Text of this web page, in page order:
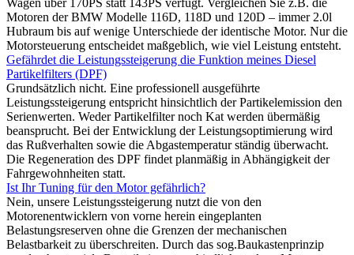
Motoren der BMW Modelle 116D, 118D und 120D – immer 2.0l
Hubraum bis auf wenige Unterschiede der identische Motor. Nur die
Motorsteuerung entscheidet maßgeblich, wie viel Leistung entsteht.
Gefährdet die Leistungssteigerung die Funktion meines Diesel
Partikelfilters (DPF)
Grundsätzlich nicht. Eine professionell ausgeführte
Leistungssteigerung entspricht hinsichtlich der Partikelemission den
Serienwerten. Weder Partikelfilter noch Kat werden übermäßig
beansprucht. Bei der Entwicklung der Leistungsoptimierung wird
das Rußverhalten sowie die Abgastemperatur ständig überwacht.
Die Regeneration des DPF findet planmäßig in Abhängigkeit der
Fahrgewohnheiten statt.
Ist Ihr Tuning für den Motor gefährlich?
Nein, unsere Leistungssteigerung nutzt die von den
Motorenentwicklern von vorne herein eingeplanten
Belastungsreserven ohne die Grenzen der mechanischen
Belastbarkeit zu überschreiten. Durch das sog.Baukastenprinzip